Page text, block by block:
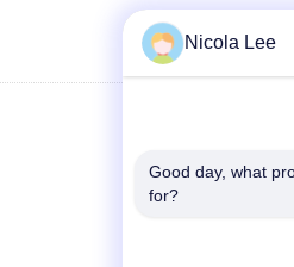
Nicola Lee
Good day, what
for?